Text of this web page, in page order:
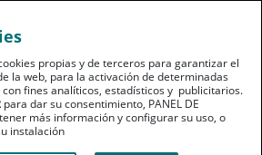
propias y de terceros para garantizar el
la web, para la activación de determinadas
fines analíticos, estadísticos y publicitarios.
para dar su consentimiento, PANEL DE
más información y configurar su uso, o
instalación​​​​​​​